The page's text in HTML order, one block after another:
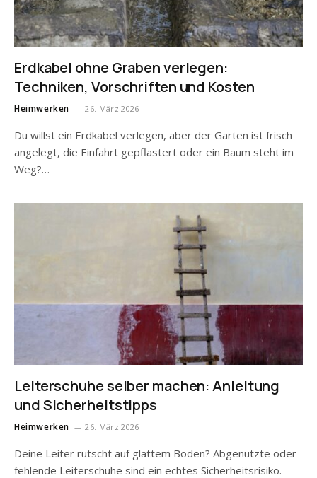
Erdkabel ohne Graben verlegen:
Techniken, Vorschriften und Kosten
Heimwerken 26. März 2026
Du willst ein Erdkabel verlegen, aber der Garten ist frisch
angelegt, die Einfahrt gepflastert oder ein Baum steht im
Weg?…
Leiterschuhe selber machen: Anleitung
und Sicherheitstipps
Heimwerken 26. März 2026
Deine Leiter rutscht auf glattem Boden? Abgenutzte oder
fehlende Leiterschuhe sind ein echtes Sicherheitsrisiko.